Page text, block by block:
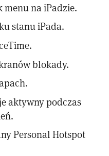
menu na iPadzie.
stanu iPada.
blokady.
aktywny podczas
Personal Hotspot